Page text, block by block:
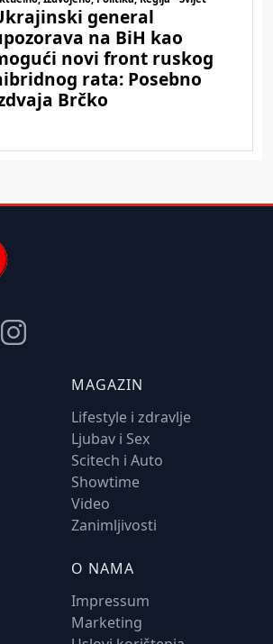
MAGAZIN
Lifestyle i zdravlje
Ljubav i Sex
Scitech i Auto
Showtime
Video
Zanimljivosti
O NAMA
Impressum
Marketing